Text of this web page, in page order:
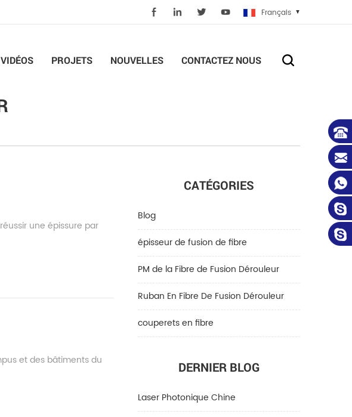
Français
VIDÉOS PROJETS NOUVELLES CONTACTEZ NOUS
CATÉGORIES
Blog
épisseur de fusion de fibre
PM de la Fibre de Fusion Dérouleur
Ruban En Fibre De Fusion Dérouleur
couperets en fibre
DERNIER BLOG
Laser Photonique Chine
une épissure par
et des bâtiments du